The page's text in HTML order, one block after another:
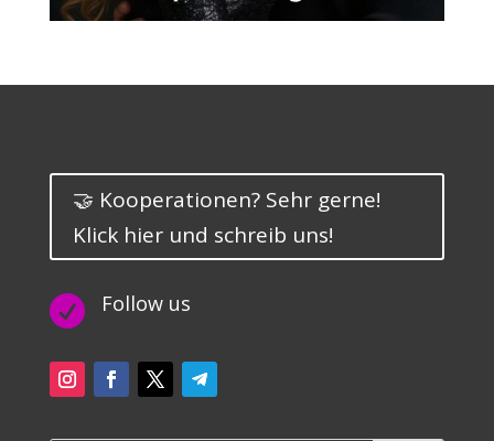
🤝 Kooperationen? Sehr gerne!
Klick hier und schreib uns!
 Follow us